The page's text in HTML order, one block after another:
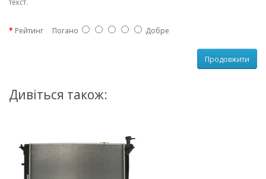
текст.
Рейтинг Погано Добре
Продовжити
Дивіться також: